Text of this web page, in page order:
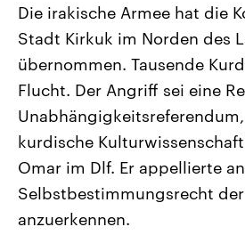
Landtagswahl Sachsen-Anhalt
2026
Alle Informationen
Sachsen-Anhalt wählt am 6.
September 2026 einen neuen
Landtag. Seit 2021 wird das
Bundesland von einer Koalition aus
Umfragen, Prognosen,
Wahlprogramme, aktuelle Berichte
und Hintergründe zu den Parteien
und Kandidaten der anstehenden
Wahl.
Sendungen Programm
Die irakische Armee hat die
Stadt Kirkuk im Norden des
übernommen. Tausende
Flucht. Der Angriff sei eine
kurdische
Omar im Dlf. Er appellierte
Selbstbestimmungsrecht
anzuerkennen.